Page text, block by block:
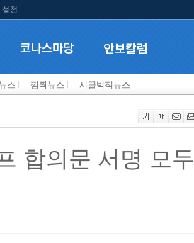
설정
스 깜짝뉴스 시끌벅적뉴스
합의문 서명 모두